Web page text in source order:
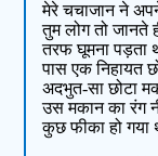
मेरे चचाजान ने
तुम लोग तो जानते
तरफ घूमना पड़ता
पास एक निहायत
अदभुत-सा छोटा
उस मकान का रंग
कुछ फीका हो गया